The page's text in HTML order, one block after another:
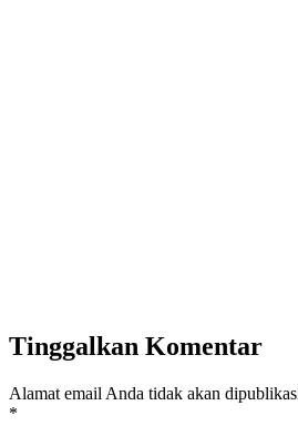
Tinggalkan Komentar
Alamat email Anda tidak akan
*